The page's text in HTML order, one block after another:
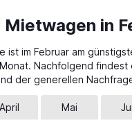
in
ist im Februar am
Nachfolgend
der generellen
April Mai